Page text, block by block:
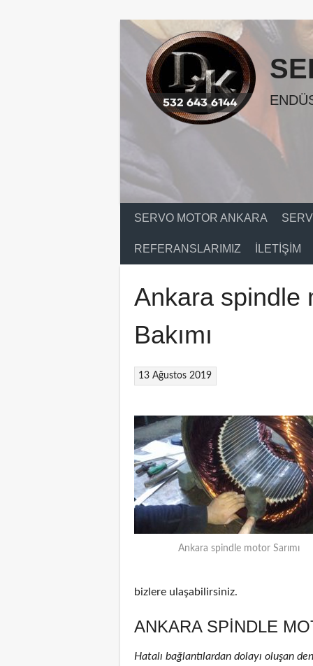
SERVO MOTOR ANKARA
REFERANSLARIMIZ İLETIŞIM
Ankara spindle
Bakımı
13 Ağustos 2019
Ankara spindle motor Sarımı
bizlere ulaşabilirsiniz.
ANKARA SPINDLE
Hatalı bağlantılardan dolayı oluşan